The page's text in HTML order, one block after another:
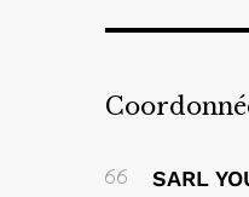
SARL